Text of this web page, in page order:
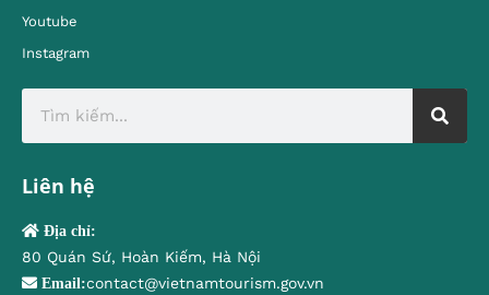
Youtube
Instagram
Liên hệ
Địa chỉ:
80 Quán Sứ, Hoàn Kiếm, Hà Nội
Email:contact@vietnamtourism.gov.vn